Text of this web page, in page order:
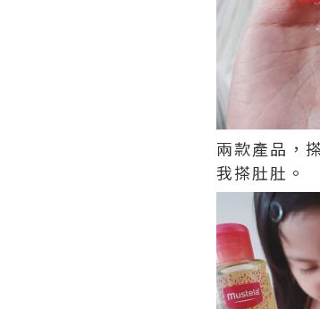
兩款產品，
我搽肚肚。